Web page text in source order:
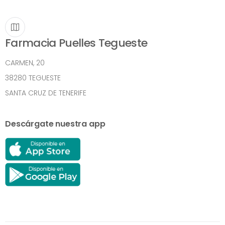
Farmacia Puelles Tegueste
CARMEN, 20
38280 TEGUESTE
SANTA CRUZ DE TENERIFE
Descárgate nuestra app